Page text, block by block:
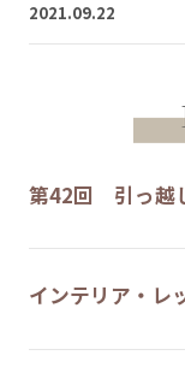
2021.09.22
第42回 引っ越
インテリア・